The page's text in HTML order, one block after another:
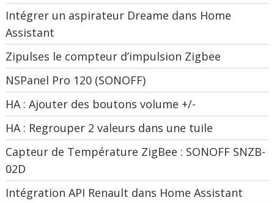
Intégrer un aspirateur Dreame dans Home
Assistant
Zipulses le compteur d’impulsion Zigbee
NSPanel Pro 120 (SONOFF)
HA : Ajouter des boutons volume +/-
HA : Regrouper 2 valeurs dans une tuile
Capteur de Température ZigBee : SONOFF SNZB-
02D
Intégration API Renault dans Home Assistant